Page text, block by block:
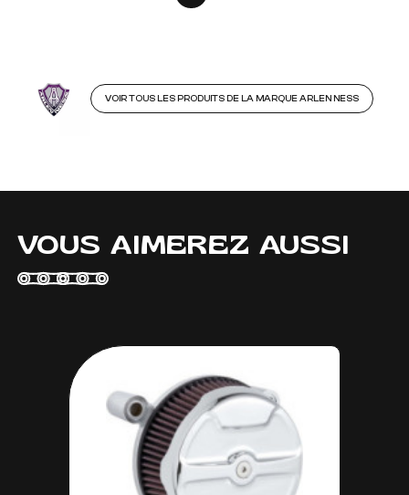
VOIR TOUS LES PRODUITS DE LA MARQUE ARLEN NESS
VOUS AIMEREZ AUSSI